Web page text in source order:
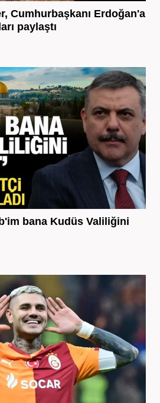
Cumhurbaşkanı Erdoğan'a
paylaştı
bana Kudüs Valiliğini